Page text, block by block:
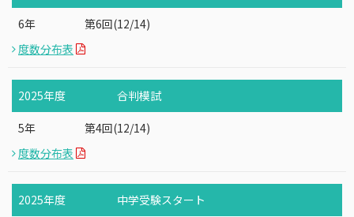
6年
第6回(12/14)
度数分布表
2025年度 合判模試
5年
第4回(12/14)
度数分布表
2025年度 中学受験スタート